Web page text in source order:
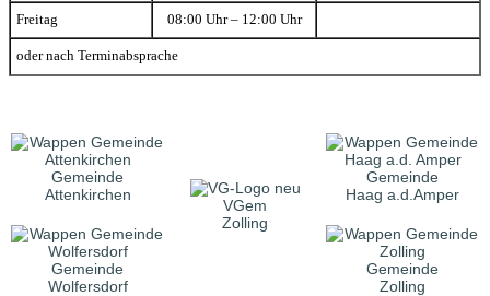
Freitag 08:00 Uhr – 12:00 Uhr
oder nach Terminabsprache
Gemeinde
Attenkirchen
VGem
Zolling
Gemeinde
Haag a.d.Amper
Gemeinde
Wolfersdorf
Gemeinde
Zolling